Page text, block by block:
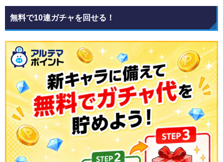
無料で10連ガチャを回せる！